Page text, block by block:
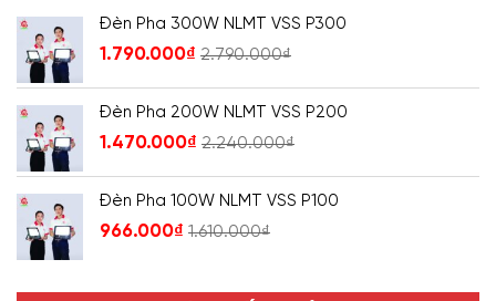
Đèn Pha 300W NLMT VSS P300
1.790.000₫ 2.790.000₫
Đèn Pha 200W NLMT VSS P200
1.470.000₫ 2.240.000₫
Đèn Pha 100W NLMT VSS P100
966.000₫ 1.610.000₫